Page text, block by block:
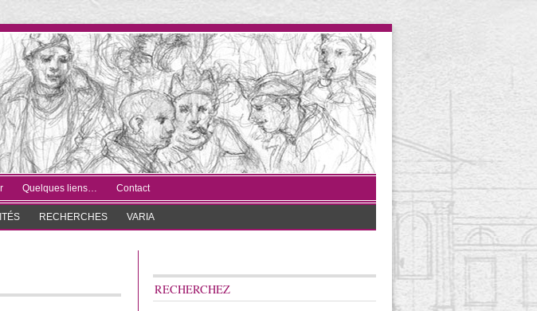
Quelques liens… Contact
RECHERCHES VARIA
RECHERCHEZ